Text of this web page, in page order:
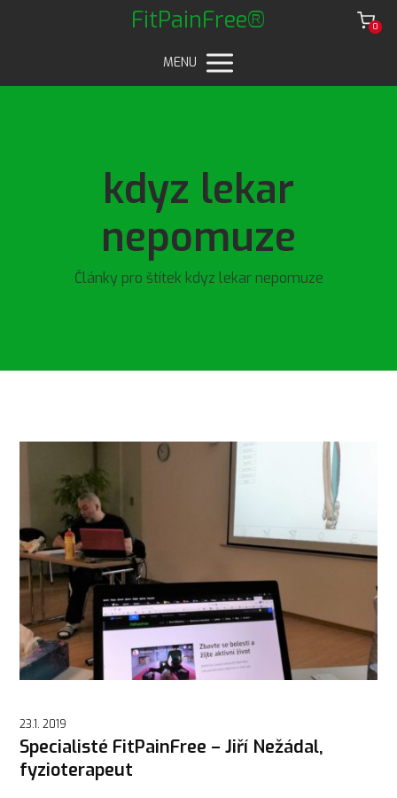
FitPainFree® 0
MENU
kdyz lekar
nepomuze
Články pro štítek kdyz lekar nepomuze
23.1. 2019
Specialisté FitPainFree – Jiří Nežádal,
fyzioterapeut